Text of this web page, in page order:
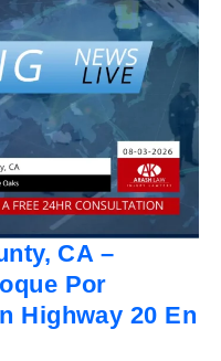
CA –
Por
Highway 20 En